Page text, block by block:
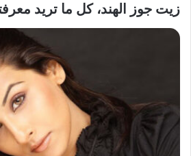
زيت جوز الهند، كل ما تريد